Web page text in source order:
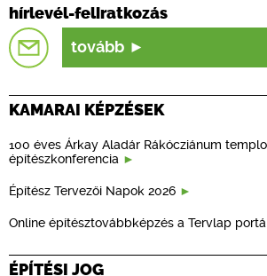
hírlevél-feliratkozás
tovább
KAMARAI KÉPZÉSEK
100 éves Árkay Aladár Rákócziánum
építészkonferencia
Építész Tervezői Napok 2026
Online építésztovábbképzés a Tervlap
ÉPÍTÉSI JOG